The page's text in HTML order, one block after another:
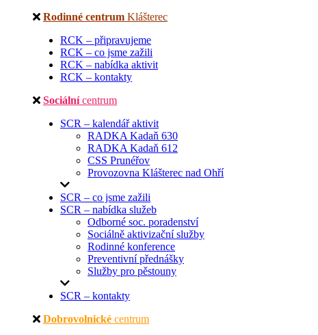
Rodinné centrum Klášterec
RCK – připravujeme
RCK – co jsme zažili
RCK – nabídka aktivit
RCK – kontakty
Sociální centrum
SCR – kalendář aktivit
RADKA Kadaň 630
RADKA Kadaň 612
CSS Prunéřov
Provozovna Klášterec nad Ohří
SCR – co jsme zažili
SCR – nabídka služeb
Odborné soc. poradenství
Sociálně aktivizační služby
Rodinné konference
Preventivní přednášky
Služby pro pěstouny
SCR – kontakty
Dobrovolnické centrum